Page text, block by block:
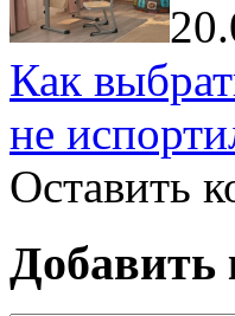
Как
не
Оставить
Добавить